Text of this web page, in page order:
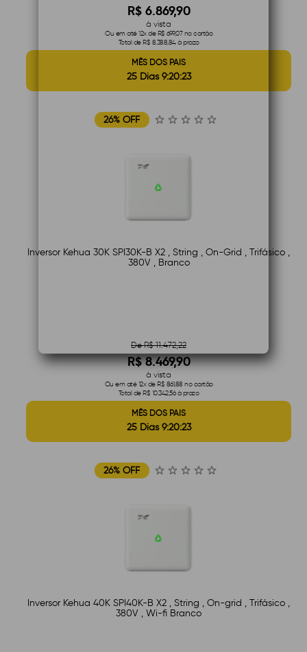
R$ 6.869,90
à vista
Ou em até 12x de R$ 699,07 no cartão
Total de R$ 8.388,84 à prazo
MÊS DOS PAIS
25 Dias 9:20:22
26% OFF
Inversor Kehua 30K SPI30K-B X2 , String , On-Grid , Trifásico ,
380V , Branco
De R$ 11.472,22
R$ 8.469,90
à vista
Ou em até 12x de R$ 861,88 no cartão
Total de R$ 10.342,56 à prazo
MÊS DOS PAIS
25 Dias 9:20:22
26% OFF
Inversor Kehua 40K SPI40K-B X2 , String , On-grid , Trifásico ,
380V , Wi-fi Branco